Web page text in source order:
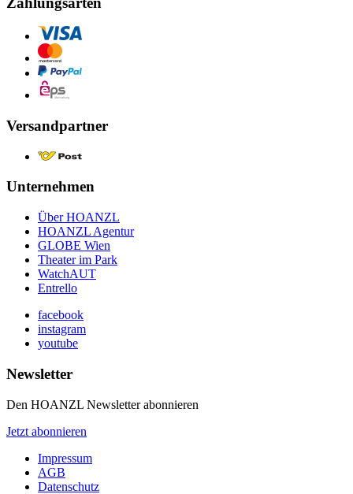
Versandpartner
Unternehmen
Über HOANZL
HOANZL Agentur
GLOBE Wien
Theater im Park
WatchAUT
Entrello
facebook
instagram
youtube
Newsletter
Den HOANZL Newsletter abonnieren
Jetzt abonnieren
Impressum
AGB
Datenschutz